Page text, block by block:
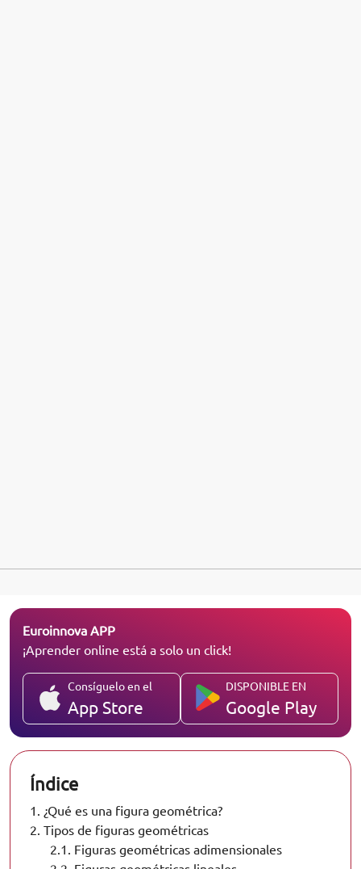
Euroinnova APP
¡Aprender online está a solo un click!
Consíguelo en el
App Store
DISPONIBLE EN
Google Play
Índice
1. ¿Qué es una figura geométrica?
2. Tipos de figuras geométricas
2.1. Figuras geométricas adimensionales